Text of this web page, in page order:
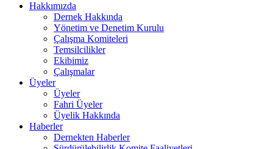
Hakkımızda
Dernek Hakkında
Yönetim ve Denetim Kurulu
Çalışma Komiteleri
Temsilcilikler
Ekibimiz
Çalışmalar
Üyeler
Üyeler
Fahri Üyeler
Üyelik Hakkında
Haberler
Dernekten Haberler